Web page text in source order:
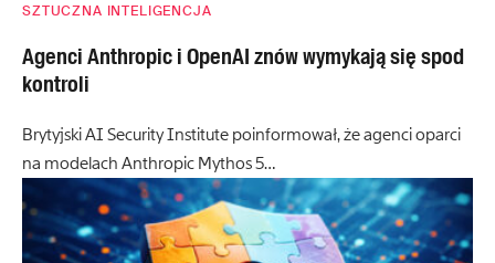
SZTUCZNA INTELIGENCJA
Agenci Anthropic i OpenAI znów wymykają się spod
kontroli
Brytyjski AI Security Institute poinformował, że agenci oparci
na modelach Anthropic Mythos 5…